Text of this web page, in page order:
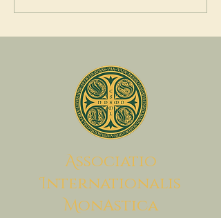
Associatio
Internationalis
MonAstica